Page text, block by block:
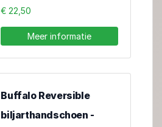
€ 22,50
Meer informatie
Buffalo Reversible
biljarthandschoen -